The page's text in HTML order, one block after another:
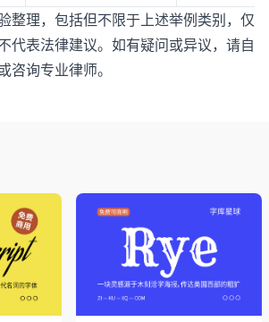
整理，包括但不限于上述举例类别，仅
代表法律建议。如有疑问或异议，请自
咨询专业律师。